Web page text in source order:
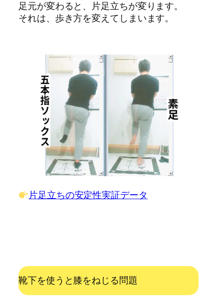
足元が変わると、片足立ちが変ります。
それは、歩き方を変えてしまいます。
片足立ちの安定性実証データ
靴下を使うと膝をねじる問題